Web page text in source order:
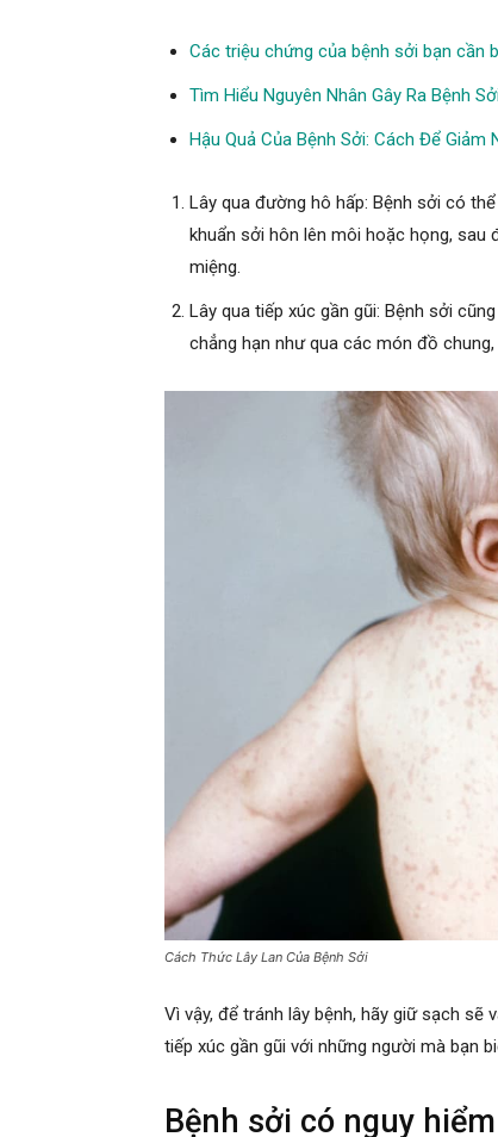
Các triệu chứng của bệnh sởi bạn cần
Tìm Hiểu Nguyên Nhân Gây Ra Bệnh
Hậu Quả Của Bệnh Sởi: Cách Để Giảm
Lây qua đường hô hấp: Bệnh sởi có
khuẩn sởi hôn lên môi hoặc họng,
miệng.
Lây qua tiếp xúc gần gũi: Bệnh sởi
chẳng hạn như qua các món đồ
Cách Thức Lây Lan Của Bệnh Sởi
Vì vậy, để tránh lây bệnh, hãy giữ sạch
tiếp xúc gần gũi với những người mà bạn
Bệnh sởi có nguy